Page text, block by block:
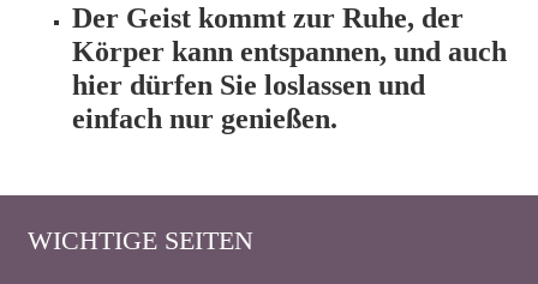
Der Geist kommt zur Ruhe, der
Körper kann entspannen, und auch
hier dürfen Sie loslassen und
einfach nur genießen.
WICHTIGE SEITEN